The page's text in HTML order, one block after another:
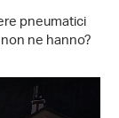
pneumatici
ne hanno?